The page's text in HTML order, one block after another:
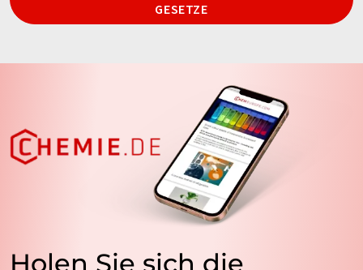
GESETZE
Holen Sie sich die